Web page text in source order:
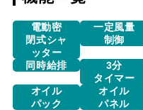
電動密
閉式シャ
ッター
一定風量
制御
同時給排
3分
タイマー
オイル
パック
オイル
パネル